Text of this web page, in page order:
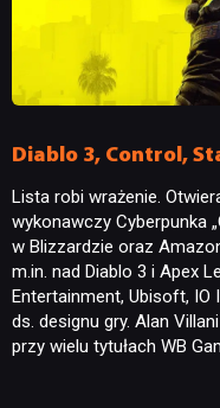
Diablo 3, Control,
Lista robi wrażenie.
wykonawczy Cyberpunka
w Blizzardzie oraz
m.in. nad Diablo 3 i Apex
Entertainment, Ubisoft,
ds. designu gry. Alan
przy wielu tytułach WB